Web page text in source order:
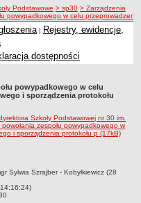
Podstawowe > sp30 > Zarządzenia
powypadkowego w celu
| Rejestry, ewidencje,
dostępności
powypadkowego w celu
i sporządzenia protokołu
Szkoły Podstawowej nr 30 im.
zespołu powypadkowego w
i sporządzenia protokołu p (17kB)
Sylwia Szrajber - Kobyłkiewicz (28